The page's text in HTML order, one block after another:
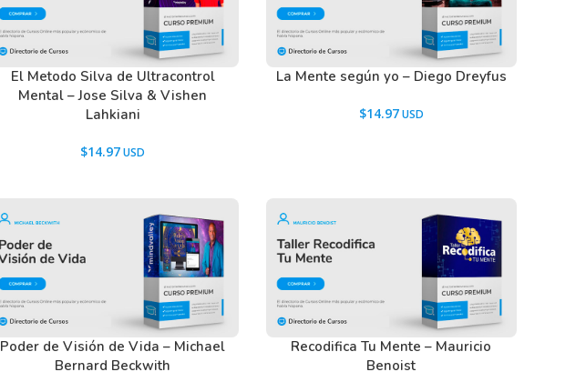
El Metodo Silva de Ultracontrol
Mental – Jose Silva & Vishen
Lahkiani
$14.97
La Mente según yo – Diego Dreyfus
$14.97
Poder de Visión de Vida – Michael
Bernard Beckwith
Recodifica Tu Mente – Mauricio
Benoist